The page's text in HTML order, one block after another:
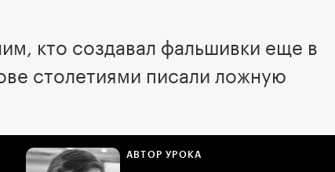
кто создавал фальшивки еще в
столетиями писали ложную
АВТОР УРОКА